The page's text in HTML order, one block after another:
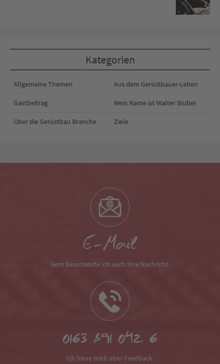
Kategorien
Allgemeine Themen Aus dem Gerüstbauer-Leben
Gastbeitrag Mein Name ist Walter Stuber
Über die Gerüstbau Branche Ziele
E-Mail
Gern beantworte ich auch Ihre Nachricht.
0163 891 042 6
Ich freue mich über Feedback.